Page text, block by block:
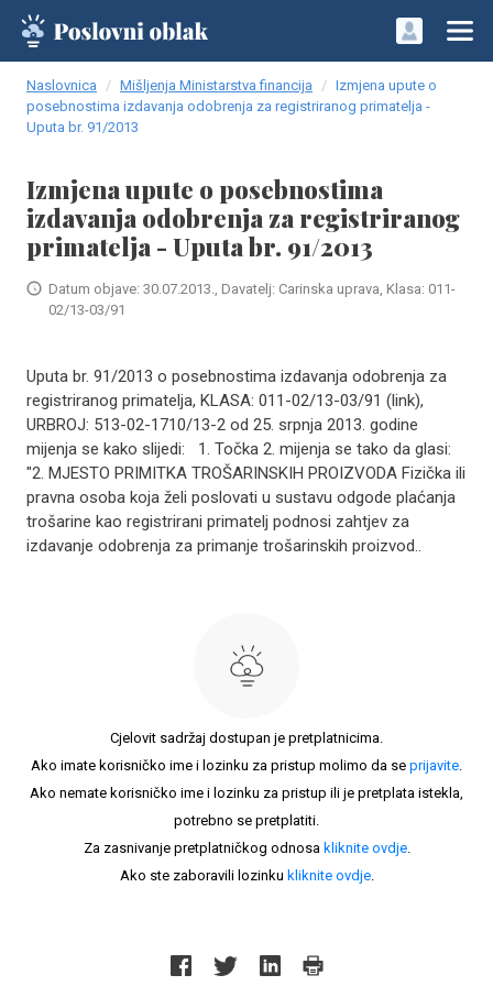
Naslovnica Mišljenja Ministarstva financija
Izmjena upute o
posebnostima izdavanja odobrenja za registriranog primatelja -
Uputa br. 91/2013
Izmjena upute o posebnostima
izdavanja odobrenja za registriranog
primatelja - Uputa br. 91/2013
Datum objave: 30.07.2013., Davatelj: Carinska uprava, Klasa: 011-
02/13-03/91
Uputa br. 91/2013 o posebnostima izdavanja odobrenja za
registriranog primatelja, KLASA: 011-02/13-03/91 (link),
URBROJ: 513-02-1710/13-2 od 25. srpnja 2013. godine
mijenja se kako slijedi: 1. Točka 2. mijenja se tako da glasi:
"2. MJESTO PRIMITKA TROŠARINSKIH PROIZVODA Fizička ili
pravna osoba koja želi poslovati u sustavu odgode plaćanja
trošarine kao registrirani primatelj podnosi zahtjev za
izdavanje odobrenja za primanje trošarinskih proizvod..
Cjelovit sadržaj dostupan je pretplatnicima.
Ako imate korisničko ime i lozinku za pristup molimo da se prijavite.
Ako nemate korisničko ime i lozinku za pristup ili je pretplata istekla,
potrebno se pretplatiti.
Za zasnivanje pretplatničkog odnosa kliknite ovdje.
Ako ste zaboravili lozinku kliknite ovdje.